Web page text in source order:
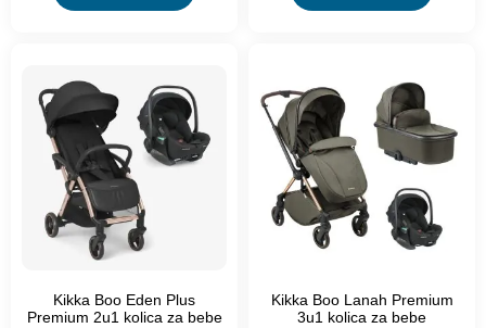
Kikka Boo Eden Plus
Premium 2u1 kolica za bebe
Kikka Boo Lanah Premium
3u1 kolica za bebe